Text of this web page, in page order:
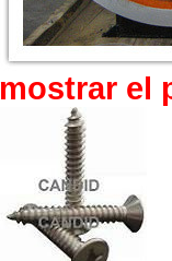
mostrar el